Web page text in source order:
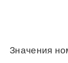
Значения